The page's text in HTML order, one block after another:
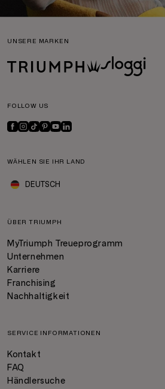
UNSERE MARKEN
FOLLOW US
WÄHLEN SIE IHR LAND
DEUTSCH
ÜBER TRIUMPH
MyTriumph Treueprogramm
Unternehmen
Karriere
Franchising
Nachhaltigkeit
SERVICE INFORMATIONEN
Kontakt
FAQ
Händlersuche